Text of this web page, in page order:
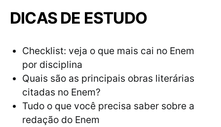
DICAS DE ESTUDO
Checklist: veja o que mais cai no Enem
por disciplina
Quais são as principais obras literárias
citadas no Enem?
Tudo o que você precisa saber sobre a
redação do Enem